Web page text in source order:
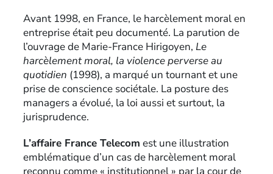
Avant 1998, en France, le harcèlement moral en
entreprise était peu documenté. La parution de
l’ouvrage de Marie-France Hirigoyen, Le
harcèlement moral, la violence perverse au
quotidien (1998), a marqué un tournant et une
prise de conscience sociétale. La posture des
managers a évolué, la loi aussi et surtout, la
jurisprudence.
L’affaire France Telecom est une illustration
emblématique d’un cas de harcèlement moral